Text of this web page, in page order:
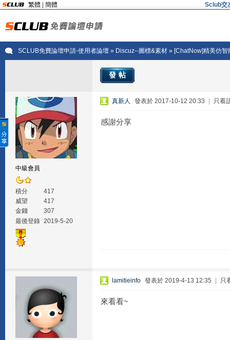
繁體 簡體 Sclub交
SCLUB免費論壇申請-使用者論壇» Discuz--圖標&素材» [ChatNow]精美仿智
發帖
中級會員
積分
417
威望
417
金錢
307
最後登錄 2019-5-20
真新人 發表於 2017-10-12 20:33 只看
感謝分享
lamitieinfo 發表於 2019-4-13 12:35 只
來看看~